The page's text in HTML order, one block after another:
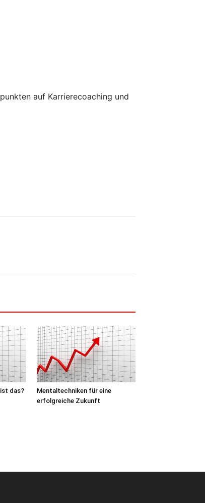
auf Karrierecoaching und
das?
Mentaltechniken für eine
erfolgreiche Zukunft